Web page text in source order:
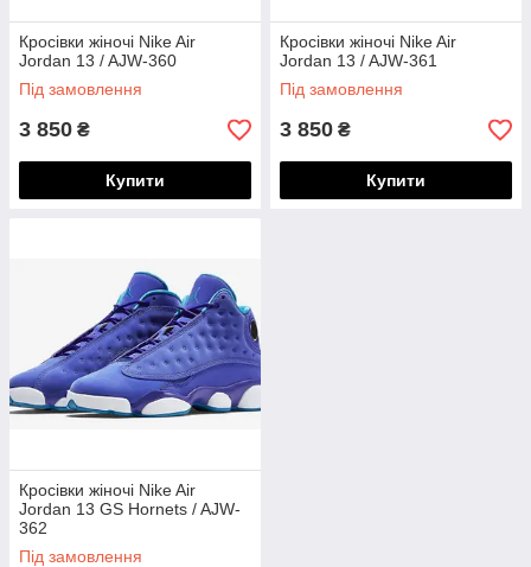
Кросівки жіночі Nike Air
Jordan 13 / AJW-360
Під замовлення
3 850 ₴
Купити
Кросівки жіночі Nike Air
Jordan 13 / AJW-361
Під замовлення
3 850 ₴
Купити
Кросівки жіночі Nike Air
Jordan 13 GS Hornets / AJW-
362
Під замовлення